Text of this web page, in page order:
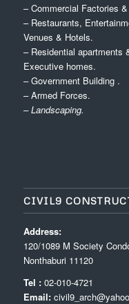
– Commercial Factories
– Restaurants,
Venues & Hotels.
– Residential apartments
Executive homes.
– Government Building .
– Armed Forces.
– Landscaping.
CIVIL9
Address:
120/1089 M Society
Nonthaburi 11120
Tel :02-010-4721
Email: